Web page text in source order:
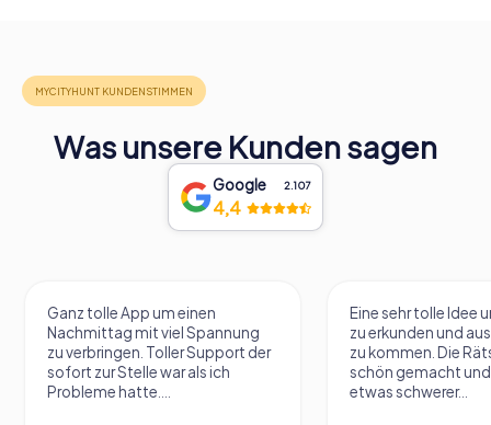
Was unsere Kunden sagen
Google 2.107
4,4
Ganz tolle App um einen
Nachmittag mit viel Spannung
zu verbringen. Toller Support der
sofort zur Stelle war als ich
Probleme hatte....
Eine sehr tolle Idee
zu erkunden und
zu kommen. Die
schön gemacht
etwas schwerer...